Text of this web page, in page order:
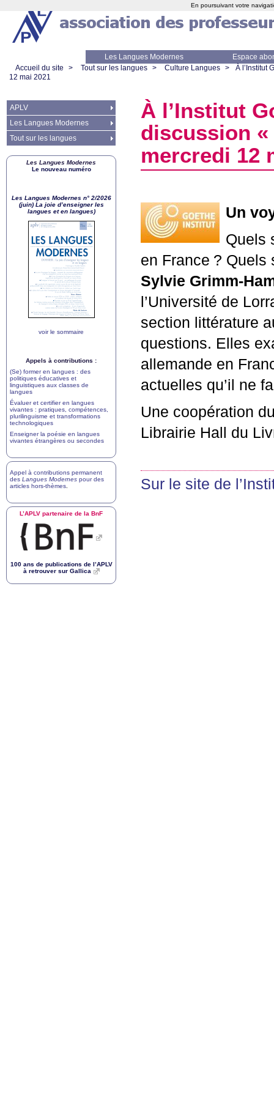
Les Langues Modernes
Espace
Accueil du site
> Tout sur les langues > Culture Langues >
À l’Institut
12 mai 2021
À l’Institut
discussion «
mercredi 12
Un
Quels
en France ? Quels
Sylvie Grimm-
l’Université de
section littérature
questions. Elles
allemande en
actuelles qu’il ne
Une coopération
Librairie Hall du
Sur le site de
APLV
Les Langues Modernes
Tout sur les langues
Les Langues Modernes
Le nouveau numéro
Les Langues Modernes n° 2/2026
(juin) La joie d’enseigner les
langues et en langues)
voir le sommaire
Appels à contributions :
(Se) former en langues : des
politiques éducatives et
linguistiques aux classes de
langues
Évaluer et certifier en langues
vivantes : pratiques, compétences,
plurilinguisme et transformations
technologiques
Enseigner la poésie en langues
vivantes étrangères ou secondes
Appel à contributions permanent
des Langues Modernes pour des
articles hors-thèmes
L’APLV partenaire de la BnF
100 ans de publications de l’APLV
à retrouver sur Gallica
En poursuivant votre